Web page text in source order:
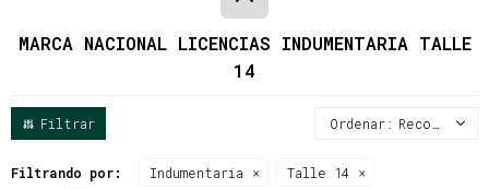
MARCA NACIONAL LICENCIAS INDUMENTARIA TALLE
14
Recomendados
Filtrando por: Indumentaria
Talle 14